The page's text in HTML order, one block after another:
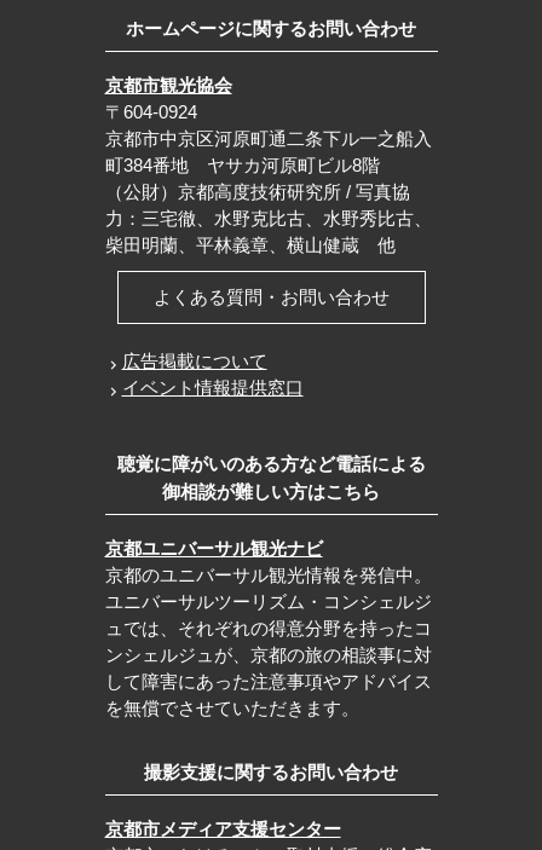
ホームページに関するお問い合わせ
京都市観光協会
〒604-0924
京都市中京区河原町通二条下ル一之船入
町384番地 ヤサカ河原町ビル8階
（公財）京都高度技術研究所 / 写真協
力：三宅徹、水野克比古、水野秀比古、
柴田明蘭、平林義章、横山健蔵 他
よくある質問・お問い合わせ
広告掲載について
イベント情報提供窓口
聴覚に障がいのある方など電話による
御相談が難しい方はこちら
京都ユニバーサル観光ナビ
京都のユニバーサル観光情報を発信中。
ユニバーサルツーリズム・コンシェルジ
ュでは、それぞれの得意分野を持ったコ
ンシェルジュが、京都の旅の相談事に対
して障害にあった注意事項やアドバイス
を無償でさせていただきます。
撮影支援に関するお問い合わせ
京都市メディア支援センター